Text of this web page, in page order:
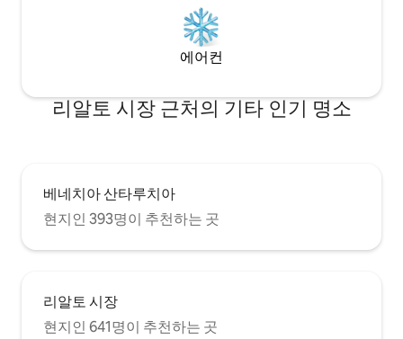
에어컨
리알토 시장 근처의 기타 인기 명소
베네치아 산타루치아
현지인 393명이 추천하는 곳
리알토 시장
현지인 641명이 추천하는 곳